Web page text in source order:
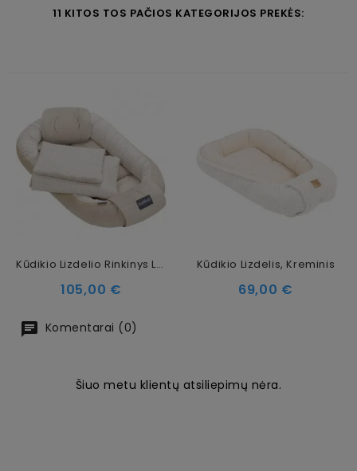
11 KITOS TOS PAČIOS KATEGORIJOS PREKĖS:
Kūdikio Lizdelio Rinkinys Lux Collection
Kaina
105,00 €
Kūdikio Lizdelis, Kreminis
Kaina
69,00 €
Komentarai (0)
Šiuo metu klientų atsiliepimų nėra.